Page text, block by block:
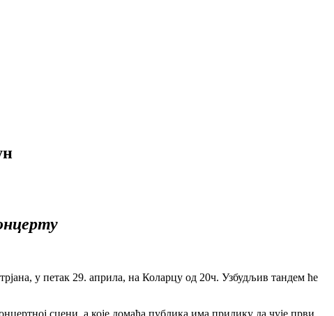
у петак 29. априла, на Коларцу од 20ч. Узбудљив тандем ће